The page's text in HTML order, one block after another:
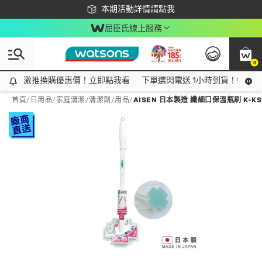
本期活動詳情請點我
下載app最高回饋$350
屈臣氏線上服務
0
激推換購優惠價！立即點我看
激推換購優惠價！立即點我看 下單選閃電送 1小時到貨！領神
首頁/ 日用品/ 家庭清潔/清潔劑/用品/AISEN 日本製造 纖細口保溫瓶刷 K-